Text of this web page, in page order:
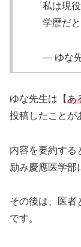
私は現
学歴だ
— ゆな
ゆな先生は【あ
投稿したことが
内容を要約する
励み慶應医学部
その後は、医者
です。